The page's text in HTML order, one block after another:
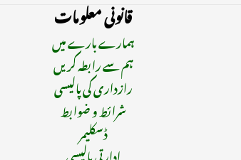
قانونی معلومات
ہمارے بارے میں
ہم سے رابطہ کریں
رازداری کی پالیسی
شرائط و ضوابط
ڈسکلیمر